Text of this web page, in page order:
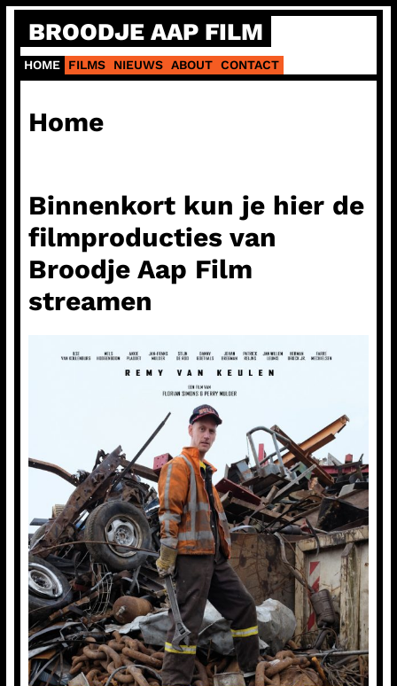
naar
de
inhoud
BROODJE AAP FILM
HOME FILMS NIEUWS ABOUT CONTACT
Home
Binnenkort kun je hier de
filmproducties van
Broodje Aap Film
streamen